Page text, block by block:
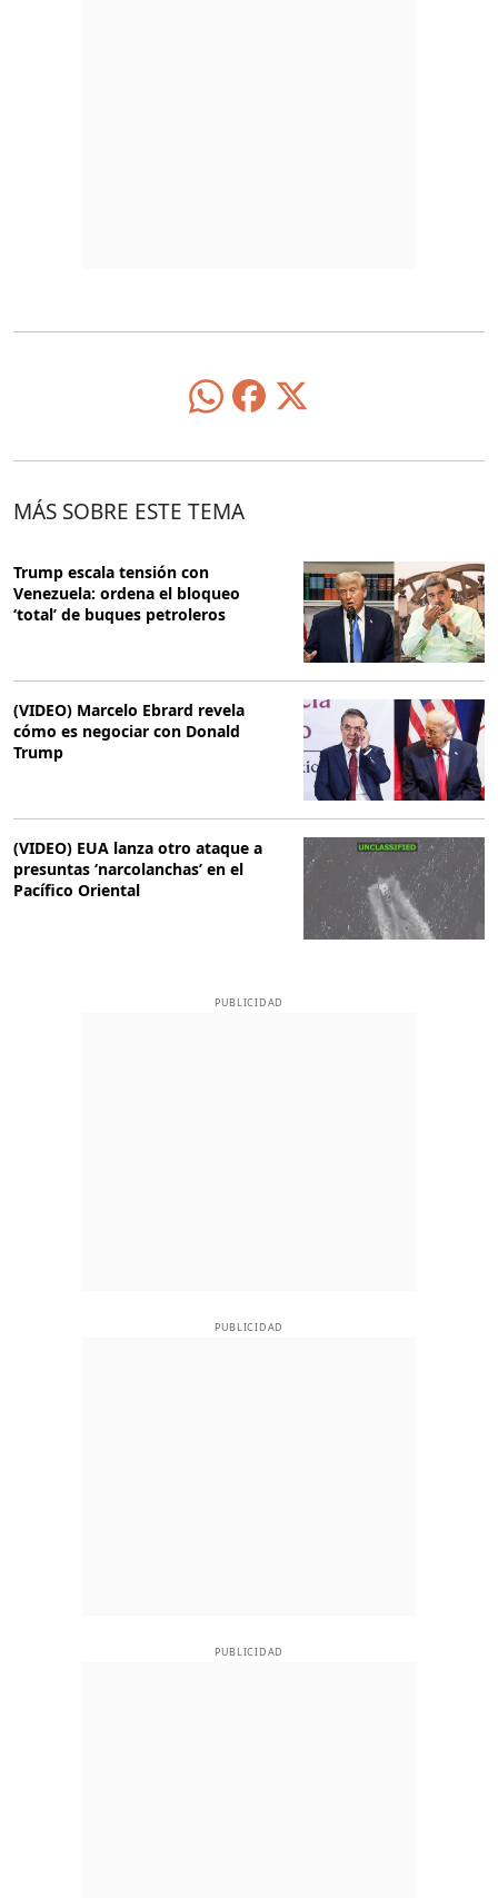
MÁS SOBRE ESTE TEMA
Trump escala tensión con
Venezuela: ordena el bloqueo
‘total’ de buques petroleros
(VIDEO) Marcelo Ebrard revela
cómo es negociar con Donald
Trump
(VIDEO) EUA lanza otro ataque a
presuntas ‘narcolanchas’ en el
Pacífico Oriental
PUBLICIDAD
PUBLICIDAD
PUBLICIDAD